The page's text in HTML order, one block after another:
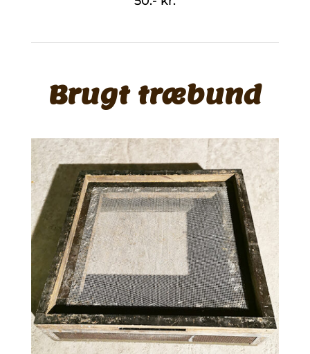
Brugt træbund